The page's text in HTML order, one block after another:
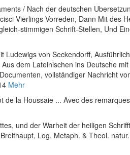
/ Nach der deutschen
Vierlings Vorreden, Dann Mit des
stimmigen Schrift-Stellen, Und
Ludewigs von Seckendorff,
dem Lateinischen ins Deutsche mit
vollständiger Nachricht
Mehr
de la Houssaie ... Avec des remarques
und der Warheit der heiligen
Log. Metaph. & Theol. natur.